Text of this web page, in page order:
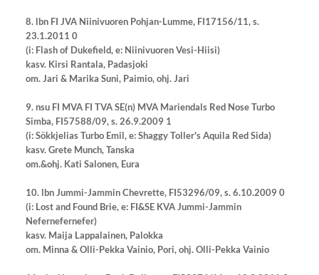
8. lbn FI JVA Niinivuoren Pohjan-Lumme, FI17156/11, s.
23.1.2011 0
(i: Flash of Dukefield, e: Niinivuoren Vesi-Hiisi)
kasv. Kirsi Rantala, Padasjoki
om. Jari & Marika Suni, Paimio, ohj. Jari
9. nsu FI MVA FI TVA SE(n) MVA Mariendals Red Nose Turbo
Simba, FI57588/09, s. 26.9.2009 1
(i: Sökkjelias Turbo Emil, e: Shaggy Toller's Aquila Red Sida)
kasv. Grete Munch, Tanska
om.&ohj. Kati Salonen, Eura
10. lbn Jummi-Jammin Chevrette, FI53296/09, s. 6.10.2009 0
(i: Lost and Found Brie, e: FI&SE KVA Jummi-Jammin
Nefernefernefer)
kasv. Maija Lappalainen, Palokka
om. Minna & Olli-Pekka Vainio, Pori, ohj. Olli-Pekka Vainio